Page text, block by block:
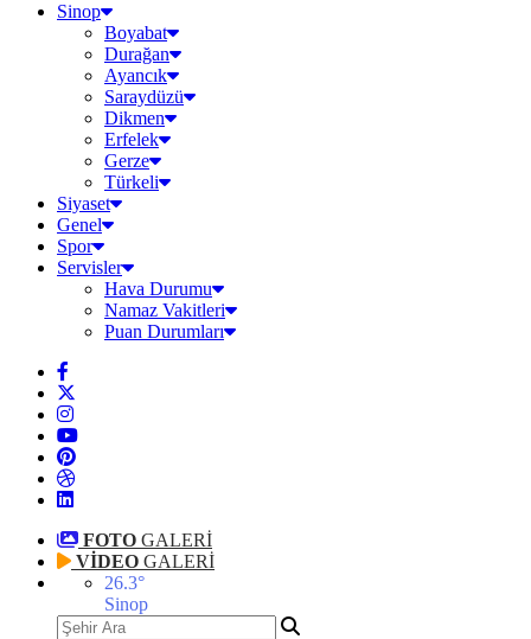
Sinop
Boyabat
Durağan
Ayancık
Saraydüzü
Dikmen
Erfelek
Gerze
Türkeli
Siyaset
Genel
Spor
Servisler
Hava Durumu
Namaz Vakitleri
Puan Durumları
FOTO GALERİ
VİDEO GALERİ
26.3°
Sinop